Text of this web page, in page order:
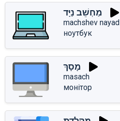
מַחְשֵׁב נַיָּד
machshev nayad
ноутбук
מָסָךְ
masach
монітор